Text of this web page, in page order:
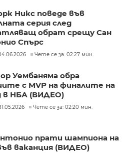
Никс поведе във
серия след
обрат срещу Сан
Спърс
Чете се за: 02:27 мин.
Уембаняма обра
с MVP на финалите на
в НБА (ВИДЕО)
Чете се за: 02:20 мин.
прати шампиона на
ваканция (ВИДЕО)